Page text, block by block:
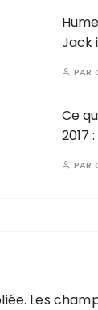
Jack
PAR
Ce
2017
PAR
Les